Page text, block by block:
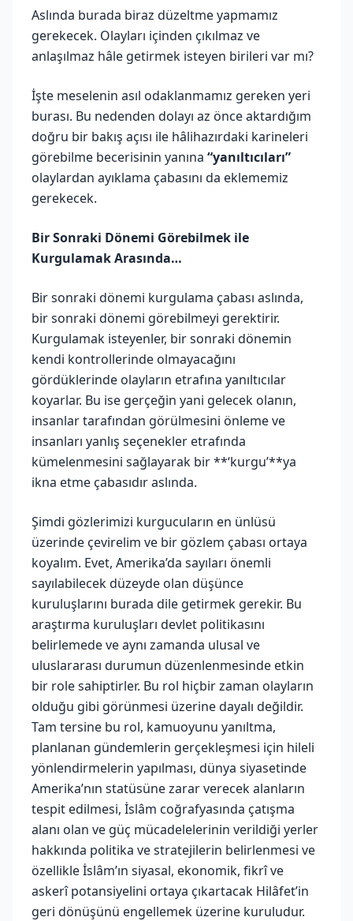
Aslında burada biraz düzeltme yapmamız
gerekecek. Olayları içinden çıkılmaz ve
anlaşılmaz hâle getirmek isteyen birileri var mı?
İşte meselenin asıl odaklanmamız gereken yeri
burası. Bu nedenden dolayı az önce aktardığım
doğru bir bakış açısı ile hâlihazırdaki karineleri
görebilme becerisinin yanına “yanıltıcıları”
olaylardan ayıklama çabasını da eklememiz
gerekecek.
Bir Sonraki Dönemi Görebilmek ile
Kurgulamak Arasında…
Bir sonraki dönemi kurgulama çabası aslında,
bir sonraki dönemi görebilmeyi gerektirir.
Kurgulamak isteyenler, bir sonraki dönemin
kendi kontrollerinde olmayacağını
gördüklerinde olayların etrafına yanıltıcılar
koyarlar. Bu ise gerçeğin yani gelecek olanın,
insanlar tarafından görülmesini önleme ve
insanları yanlış seçenekler etrafında
kümelenmesini sağlayarak bir **‘kurgu’**ya
ikna etme çabasıdır aslında.
Şimdi gözlerimizi kurgucuların en ünlüsü
üzerinde çevirelim ve bir gözlem çabası ortaya
koyalım. Evet, Amerika’da sayıları önemli
sayılabilecek düzeyde olan düşünce
kuruluşlarını burada dile getirmek gerekir. Bu
araştırma kuruluşları devlet politikasını
belirlemede ve aynı zamanda ulusal ve
uluslararası durumun düzenlenmesinde etkin
bir role sahiptirler. Bu rol hiçbir zaman olayların
olduğu gibi görünmesi üzerine dayalı değildir.
Tam tersine bu rol, kamuoyunu yanıltma,
planlanan gündemlerin gerçekleşmesi için hileli
yönlendirmelerin yapılması, dünya siyasetinde
Amerika’nın statüsüne zarar verecek alanların
tespit edilmesi, İslâm coğrafyasında çatışma
alanı olan ve güç mücadelelerinin verildiği yerler
hakkında politika ve stratejilerin belirlenmesi ve
özellikle İslâm’ın siyasal, ekonomik, fikrî ve
askerî potansiyelini ortaya çıkartacak Hilâfet’in
geri dönüşünü engellemek üzerine kuruludur.